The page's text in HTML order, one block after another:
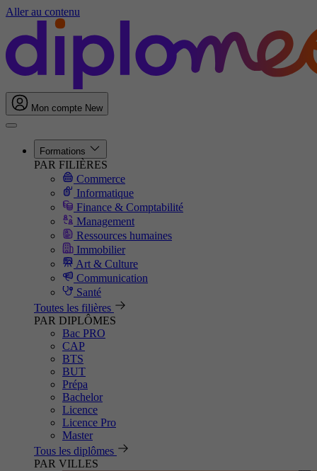
Aller au contenu
Mon compte New
Formations
PAR FILIÈRES
Commerce
Informatique
Finance & Comptabilité
Management
Ressources humaines
Immobilier
Art & Culture
Communication
Santé
Toutes les filières
PAR DIPLÔMES
Bac PRO
CAP
BTS
BUT
Prépa
Bachelor
Licence
Licence Pro
Master
Tous les diplômes
PAR VILLES